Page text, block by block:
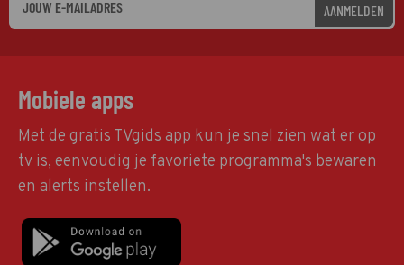
AANMELDEN
Mobiele apps
Met de gratis TVgids app kun je snel zien wat er op
tv is, eenvoudig je favoriete programma's bewaren
en alerts instellen.